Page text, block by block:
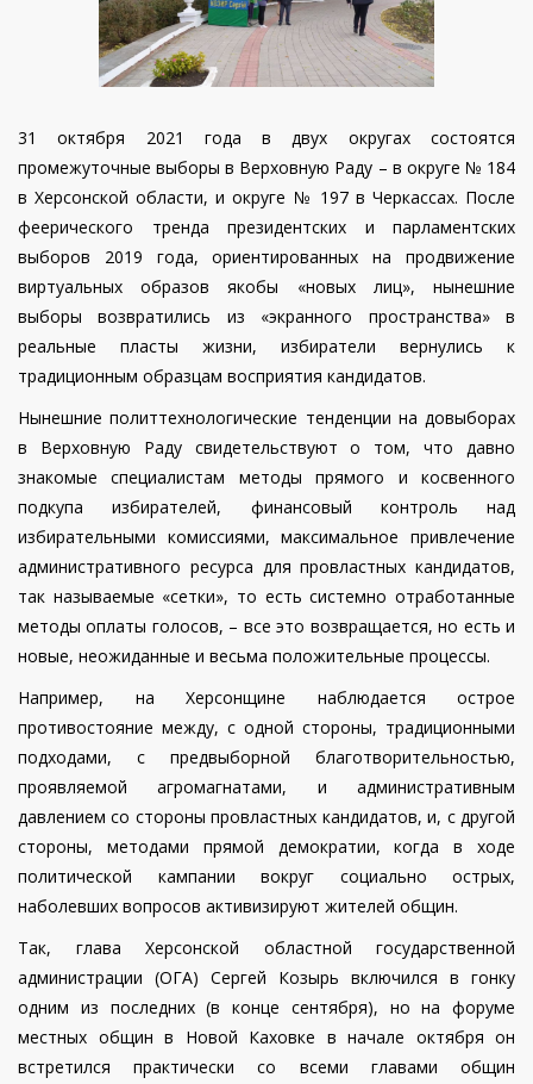
31 октября 2021 года в двух округах состоятся
промежуточные выборы в Верховную Раду – в округе № 184
в Херсонской области, и округе № 197 в Черкассах. После
феерического тренда президентских и парламентских
выборов 2019 года, ориентированных на продвижение
виртуальных образов якобы «новых лиц», нынешние
выборы возвратились из «экранного пространства» в
реальные пласты жизни, избиратели вернулись к
традиционным образцам восприятия кандидатов.
Нынешние политтехнологические тенденции на довыборах
в Верховную Раду свидетельствуют о том, что давно
знакомые специалистам методы прямого и косвенного
подкупа избирателей, финансовый контроль над
избирательными комиссиями, максимальное привлечение
административного ресурса для провластных кандидатов,
так называемые «сетки», то есть системно отработанные
методы оплаты голосов, – все это возвращается, но есть и
новые, неожиданные и весьма положительные процессы.
Например, на Херсонщине наблюдается острое
противостояние между, с одной стороны, традиционными
подходами, с предвыборной благотворительностью,
проявляемой агромагнатами, и административным
давлением со стороны провластных кандидатов, и, с другой
стороны, методами прямой демократии, когда в ходе
политической кампании вокруг социально острых,
наболевших вопросов активизируют жителей общин.
Так, глава Херсонской областной государственной
администрации (ОГА) Сергей Козырь включился в гонку
одним из последних (в конце сентября), но на форуме
местных общин в Новой Каховке в начале октября он
встретился практически со всеми главами общин